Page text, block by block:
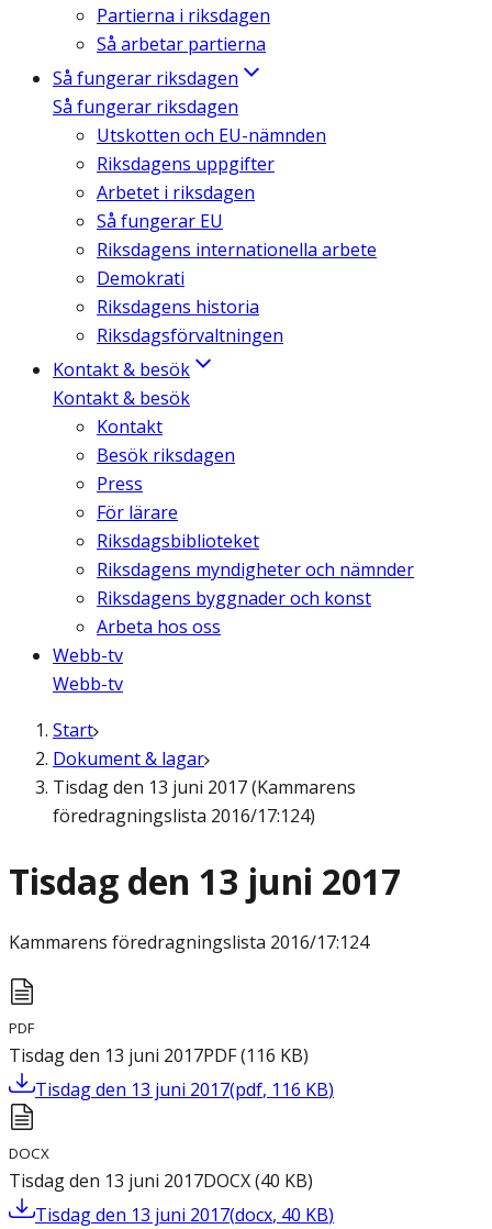
Partierna i riksdagen
Så arbetar partierna
Så fungerar riksdagen
Så fungerar riksdagen
Utskotten och EU-nämnden
Riksdagens uppgifter
Arbetet i riksdagen
Så fungerar EU
Riksdagens internationella arbete
Demokrati
Riksdagens historia
Riksdagsförvaltningen
Kontakt & besök
Kontakt & besök
Kontakt
Besök riksdagen
Press
För lärare
Riksdagsbiblioteket
Riksdagens myndigheter och nämnder
Riksdagens byggnader och konst
Arbeta hos oss
Webb-tv
Webb-tv
Start
Dokument & lagar
Tisdag den 13 juni 2017 (Kammarens
föredragningslista 2016/17:124)
Tisdag den 13 juni 2017
Kammarens föredragningslista 2016/17:124
PDF
Tisdag den 13 juni 2017PDF(116 KB)
Tisdag den 13 juni 2017(pdf, 116 KB)
DOCX
Tisdag den 13 juni 2017DOCX(40 KB)
Tisdag den 13 juni 2017(docx, 40 KB)